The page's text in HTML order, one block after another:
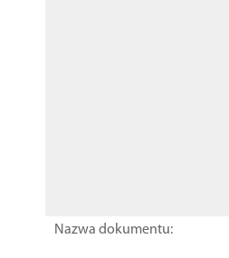
Nazwa dokumentu: